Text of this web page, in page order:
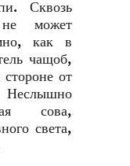
Сквозь
может
как в
чащоб,
стороне от
сова,
света,